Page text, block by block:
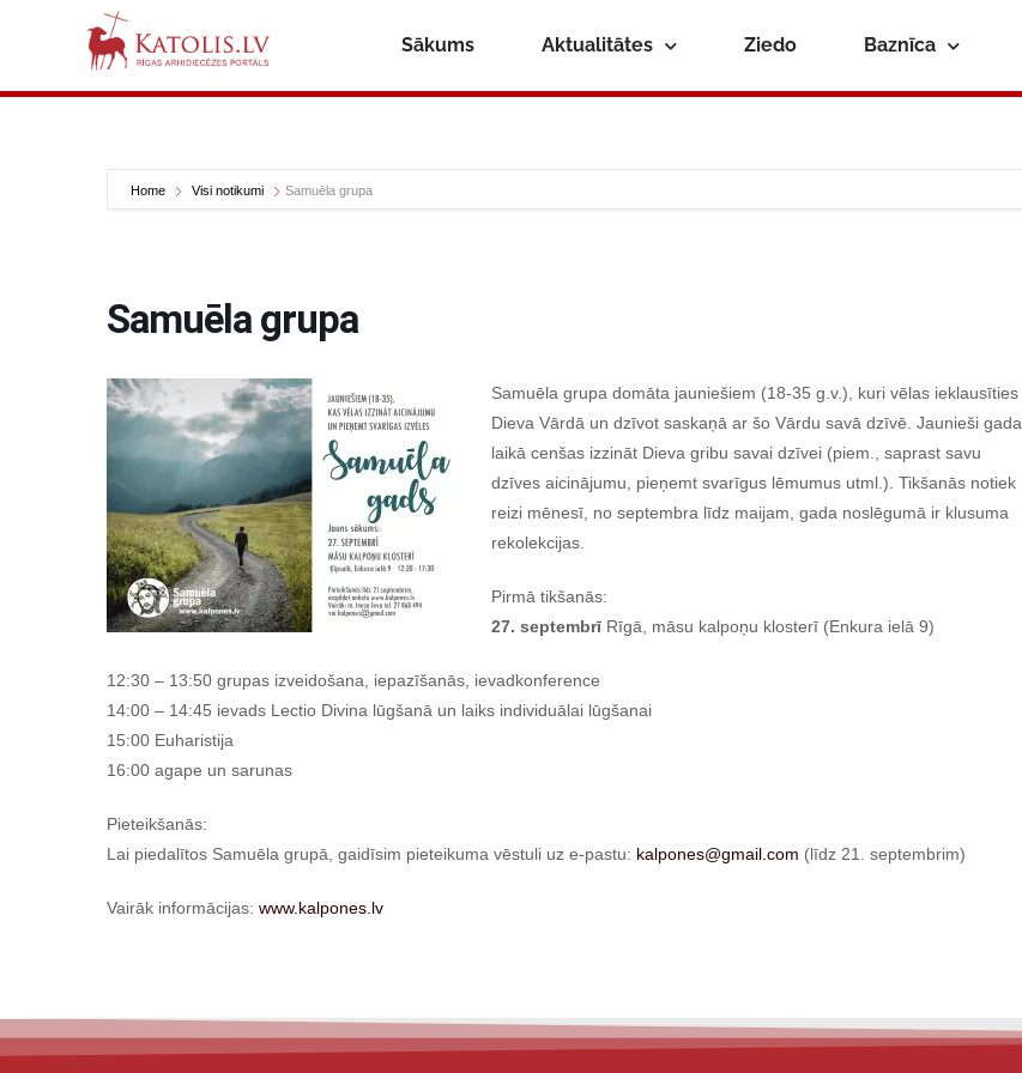
Sākums Aktualitātes Ziedo Baznīca
Home Visi notikumi Samuēla grupa
Samuēla grupa
Samuēla grupa domāta jauniešiem (18-35 g.v.), kuri vēlas ieklausīties
Dieva Vārdā un dzīvot saskaņā ar šo Vārdu savā dzīvē. Jaunieši gada
laikā cenšas izzināt Dieva gribu savai dzīvei (piem., saprast savu
dzīves aicinājumu, pieņemt svarīgus lēmumus utml.). Tikšanās notiek
reizi mēnesī, no septembra līdz maijam, gada noslēgumā ir klusuma
rekolekcijas.
Pirmā tikšanās:
27. septembrī Rīgā, māsu kalpoņu klosterī (Enkura ielā 9)
12:30 – 13:50 grupas izveidošana, iepazīšanās, ievadkonference
14:00 – 14:45 ievads Lectio Divina lūgšanā un laiks individuālai lūgšanai
15:00 Euharistija
16:00 agape un sarunas
Pieteikšanās:
Lai piedalītos Samuēla grupā, gaidīsim pieteikuma vēstuli uz e-pastu: kalpones@gmail.com (līdz 21. septembrim)
Vairāk informācijas: www.kalpones.lv